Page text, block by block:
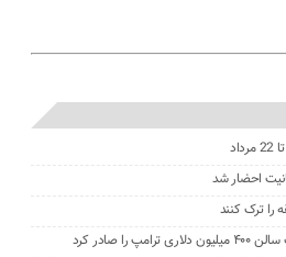
احضار شد
را ترک کنند
را صادر کرد